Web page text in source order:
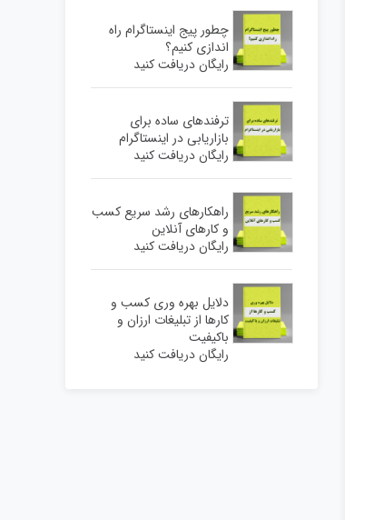
چطور پیج اینستاگرام راه
اندازی کنیم؟
رایگان دریافت کنید
ترفندهای ساده برای
بازاریابی در اینستاگرام
رایگان دریافت کنید
راهکارهای رشد سریع کسب
و کارهای آنلاین
رایگان دریافت کنید
دلایل بهره وری کسب و
کارها از تبلیغات ارزان و
باکیفیت
رایگان دریافت کنید